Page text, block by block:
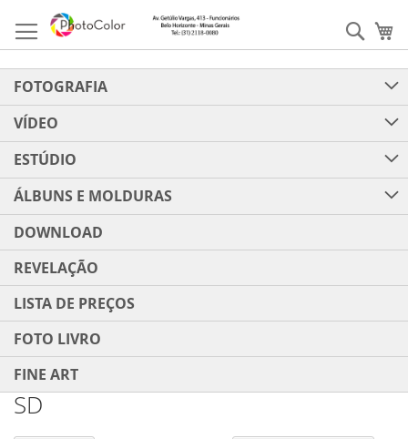
para
o
FOTOGRAFIA
VÍDEO
ESTÚDIO
ÁLBUNS E MOLDURAS
DOWNLOAD
REVELAÇÃO
LISTA DE PREÇOS
FOTO LIVRO
FINE ART
SD